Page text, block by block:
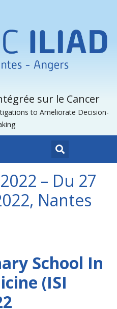
sur le Cancer
to Ameliorate Decision-
– Du 27
Nantes
School In
(ISI